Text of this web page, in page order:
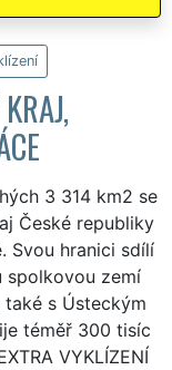
3 314 km2 se
České republiky
Svou hranici sdílí
spolkovou zemí
také s Ústeckým
téměř 300 tisíc
VYKLÍZENÍ